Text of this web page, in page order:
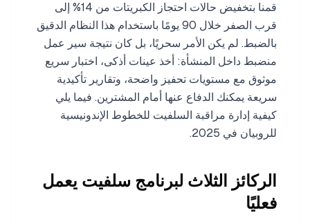
قمنا بتخفيض حالات احتجاز الكبريتات من 14% إلى
قرب الصفر خلال 90 يومًا باستخدام هذا النظام الدقيق
بالضبط. لم يكن الأمر سحريًا، بل كان نتيجة سير عمل
منضبط داخل المنشأة: أخذ عينات أذكى، اختبار سريع
موثوق مع مستويات تحفيز واضحة، وتقارير تأكيدية
سريعة يمكنك الدفاع عنها أمام المشترين. فيما يلي
كيفية إدارة مراقبة السلفيت للخطوط الإندونيسية
للروبيان في 2025.
الركائز الثلاث لبرنامج سلفيت يعمل
فعليًا